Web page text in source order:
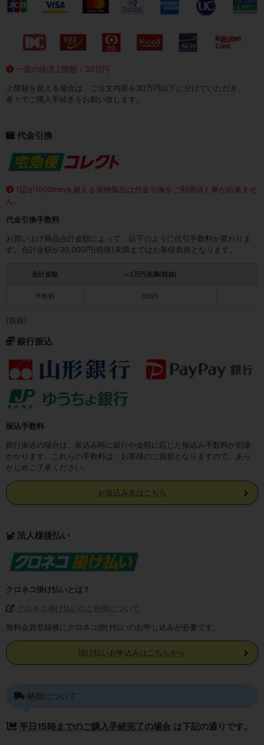
一度の決済上限額：30万円
上限額を超える場合は、ご注文内容を30万円以下に分けていただき、
各々でご購入手続きをお願い致します。
代金引換
1辺が1500mmを超える長物製品は代金引換をご利用頂く事が出来ませ
ん。
代金引換手数料
お買い上げ商品合計金額によって、以下のように代引手数料が変わりま
す。合計金額が30,000円(税抜)未満まではお客様負担となります。
合計金額 ～1万円未満(税抜)
手数料 300円
(税抜)
銀行振込
振込手数料
銀行振込の場合は、振込み時に銀行や金額に応じた振込み手数料が別途
かかります。これらの手数料は、お客様のご負担となりますので、あら
かじめご了承ください。
お振込み先はこちら
法人様後払い
クロネコ掛け払いとは？
クロネコ掛け払いのご利用について
無料会員登録後にクロネコ掛け払いのお申し込みが必要です。
掛け払いお申込みはこちらから
納期について
平日15時までのご購入手続完了の場合 は下記の通りです。